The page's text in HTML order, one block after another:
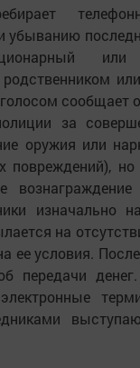
убыванию
родственником
сообщает
за
оружия или
повреждений),
изначально
на
ее условия.
передачи